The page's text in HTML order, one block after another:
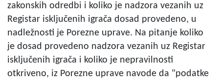
zakonskih odredbi i koliko je nadzora vezanih uz
Registar isključenih igrača dosad provedeno, u
nadležnosti je Porezne uprave. Na pitanje koliko
je dosad provedeno nadzora vezanih uz Registar
isključenih igrača i koliko je nepravilnosti
otkriveno, iz Porezne uprave navode da "podatke